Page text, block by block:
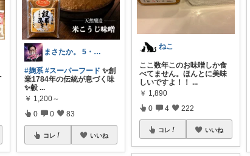
まさたか。 5・6日の経由購入感謝🙏
#麹系 #スーパーフード ✨創
業1784年の伝統が息づく味
✨穀 ...
￥ 1,200～
0 0 83
コレ いいね
ねこ
ここ数年このお味噌しか食
べてません。ほんとに美味
しいですよ！！ ...
￥ 1,890
0 4 222
コレ いいね